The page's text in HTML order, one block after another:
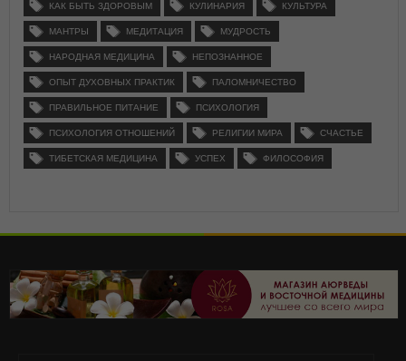
КАК БЫТЬ ЗДОРОВЫМ КУЛИНАРИЯ КУЛЬТУРА
МАНТРЫ МЕДИТАЦИЯ МУДРОСТЬ
НАРОДНАЯ МЕДИЦИНА НЕПОЗНАННОЕ
ОПЫТ ДУХОВНЫХ ПРАКТИК ПАЛОМНИЧЕСТВО
ПРАВИЛЬНОЕ ПИТАНИЕ ПСИХОЛОГИЯ
ПСИХОЛОГИЯ ОТНОШЕНИЙ РЕЛИГИИ МИРА СЧАСТЬЕ
ТИБЕТСКАЯ МЕДИЦИНА УСПЕХ ФИЛОСОФИЯ